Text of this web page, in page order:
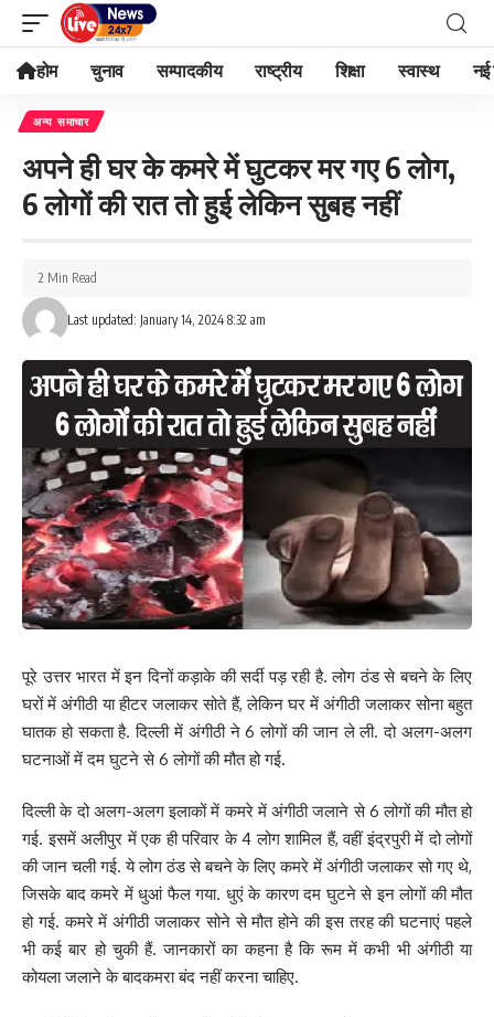
होम चुनाव सम्पादकीय राष्ट्रीय शिक्षा स्वास्थ नई
अन्य समाचार
अपने ही घर के कमरे में घुटकर मर गए 6 लोग,
6 लोगों की रात तो हुई लेकिन सुबह नहीं
Last updated: January 14, 2024 8:32 am
2 Min Read
पूरे उत्तर भारत में इन दिनों कड़ाके की सर्दी पड़ रही है. लोग ठंड से बचने के लिए
घरों में अंगीठी या हीटर जलाकर सोते हैं, लेकिन घर में अंगीठी जलाकर सोना बहुत
घातक हो सकता है. दिल्ली में अंगीठी ने 6 लोगों की जान ले ली. दो अलग-अलग
घटनाओं में दम घुटने से 6 लोगों की मौत हो गई.
दिल्ली के दो अलग-अलग इलाकों में कमरे में अंगीठी जलाने से 6 लोगों की मौत हो
गई. इसमें अलीपुर में एक ही परिवार के 4 लोग शामिल हैं, वहीं इंद्रपुरी में दो लोगों
की जान चली गई. ये लोग ठंड से बचने के लिए कमरे में अंगीठी जलाकर सो गए थे,
जिसके बाद कमरे में धुआं फैल गया. धुएं के कारण दम घुटने से इन लोगों की मौत
हो गई. कमरे में अंगीठी जलाकर सोने से मौत होने की इस तरह की घटनाएं पहले
भी कई बार हो चुकी हैं. जानकारों का कहना है कि रूम में कभी भी अंगीठी या
कोयला जलाने के बादकमरा बंद नहीं करना चाहिए.